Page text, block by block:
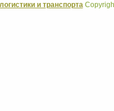
и транспорта